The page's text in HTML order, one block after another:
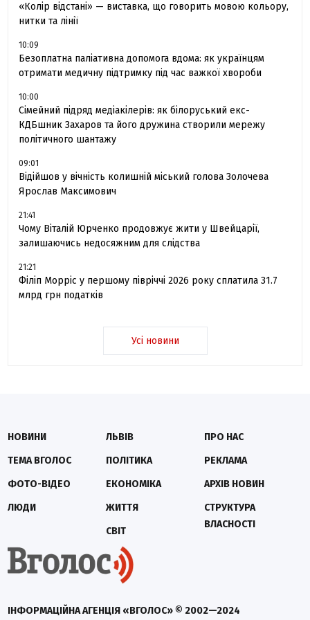
«Колір відстані» — виставка, що говорить мовою кольору,
нитки та лінії
10:09
Безоплатна паліативна допомога вдома: як українцям
отримати медичну підтримку під час важкої хвороби
10:00
Сімейний підряд медіакілерів: як білоруський екс-
КДБшник Захаров та його дружина створили мережу
політичного шантажу
09:01
Відійшов у вічність колишній міський голова Золочева
Ярослав Максимович
21:41
Чому Віталій Юрченко продовжує жити у Швейцарії,
залишаючись недосяжним для слідства
21:21
Філіп Морріс у першому півріччі 2026 року сплатила 31.7
млрд грн податків
Усі новини
ІНФОРМАЦІЙНА АГЕНЦІЯ «ВГОЛОС» © 2002—2024
НОВИНИ
ТЕМА ВГОЛОС
ФОТО-ВІДЕО
ЛЮДИ
ЛЬВІВ
ПОЛІТИКА
ЕКОНОМІКА
ЖИТТЯ
СВІТ
ПРО НАС
РЕКЛАМА
АРХІВ НОВИН
СТРУКТУРА
ВЛАСНОСТІ